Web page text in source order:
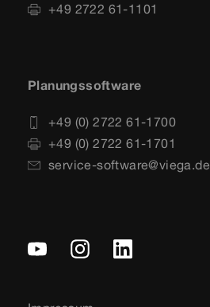
+49 2722 61-1101
Planungssoftware
+49 (0) 2722 61-1700
+49 (0) 2722 61-1701
service-software@viega.de